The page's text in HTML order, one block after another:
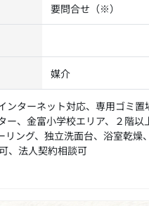
要問合せ（※）
媒介
ターネット対応、専用ゴミ
、金富小学校エリア、２階
ング、独立洗面台、浴室乾
、法人契約相談可